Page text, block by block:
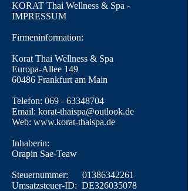
KORAT Thai Wellness & Spa -
IMPRESSUM
Firmeninformation:
Korat Thai Wellness & Spa
Europa-Allee 149
60486 Frankfurt am Main
Telefon: 069 - 63348704
Email: korat-thaispa@outlook.de
Web: www.korat-thaispa.de
Inhaberin:
Orapin Sae-Teaw
Steuernummer: 01386342261
Umsatzsteuer-ID: DE326035078